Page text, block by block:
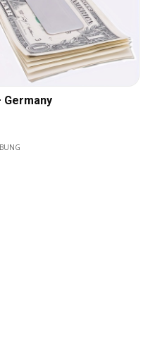
Germany